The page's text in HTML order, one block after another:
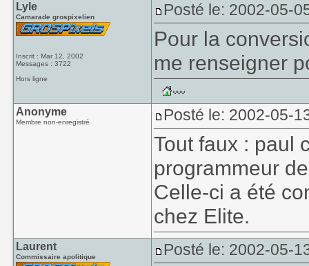
Lyle
Camarade grospixelien
Inscrit : Mar 12, 2002
Messages : 3722
Hors ligne
Posté le: 2002-05-
Pour la
me renseigner
Anonyme
Membre non-enregistré Posté le: 2002-05-
Tout faux : paul
programmeur
Celle-ci a été
chez Elite.
Laurent
Commissaire apolitique Posté le: 2002-05-